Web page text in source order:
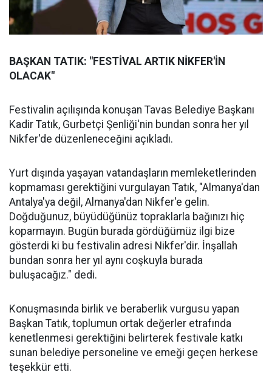
BAŞKAN TATIK: "FESTİVAL ARTIK NİKFER'İN
OLACAK"
Festivalin açılışında konuşan Tavas Belediye Başkanı
Kadir Tatık, Gurbetçi Şenliği'nin bundan sonra her yıl
Nikfer'de düzenleneceğini açıkladı.
Yurt dışında yaşayan vatandaşların memleketlerinden
kopmaması gerektiğini vurgulayan Tatık, "Almanya'dan
Antalya'ya değil, Almanya'dan Nikfer'e gelin.
Doğduğunuz, büyüdüğünüz topraklarla bağınızı hiç
koparmayın. Bugün burada gördüğümüz ilgi bize
gösterdi ki bu festivalin adresi Nikfer'dir. İnşallah
bundan sonra her yıl aynı coşkuyla burada
buluşacağız." dedi.
Konuşmasında birlik ve beraberlik vurgusu yapan
Başkan Tatık, toplumun ortak değerler etrafında
kenetlenmesi gerektiğini belirterek festivale katkı
sunan belediye personeline ve emeği geçen herkese
teşekkür etti.